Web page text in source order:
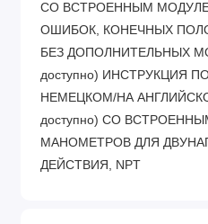
СО ВСТРОЕННЫМ
ОШИБОК, КОНЕЧНЫХ
БЕЗ ДОПОЛНИТЕЛЬНЫХ
доступно) ИНСТРУКЦИЯ
НЕМЕЦКОМ/НА
доступно) СО
МАНОМЕТРОВ ДЛЯ
ДЕЙСТВИЯ, NPT